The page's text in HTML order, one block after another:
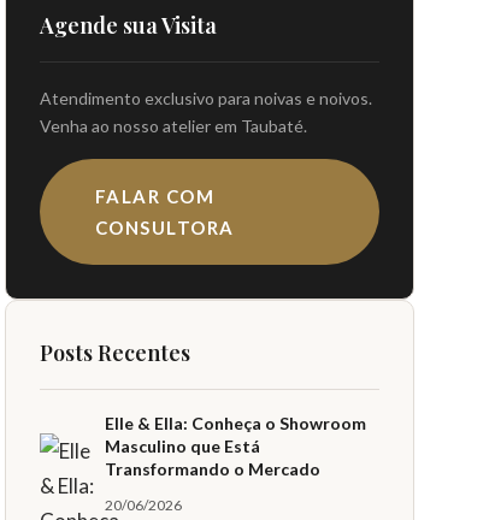
Agende sua Visita
Atendimento exclusivo para noivas e noivos.
Venha ao nosso atelier em Taubaté.
FALAR COM
CONSULTORA
Posts Recentes
Elle & Ella: Conheça o Showroom
Masculino que Está
Transformando o Mercado
20/06/2026